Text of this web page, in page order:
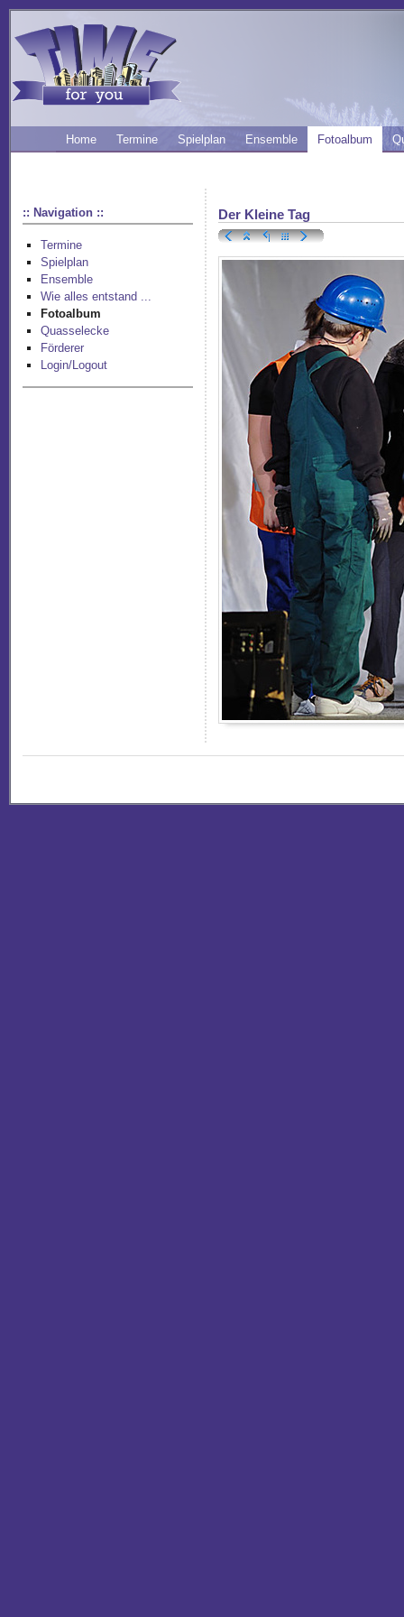
Home Termine Spielplan Ensemble Fotoalbum
:: Navigation ::
Termine
Spielplan
Ensemble
Wie alles entstand ...
Fotoalbum
Quasselecke
Förderer
Login/Logout
Der Kleine Tag